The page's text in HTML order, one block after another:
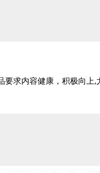
求内容健康，积极向上